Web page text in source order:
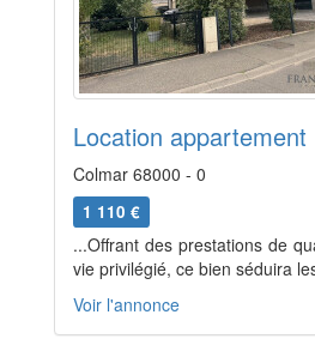
Location appartement
Colmar 68000 - 0
1 110 €
...Offrant des prestations de
vie privilégié, ce bien séduira
Voir l'annonce